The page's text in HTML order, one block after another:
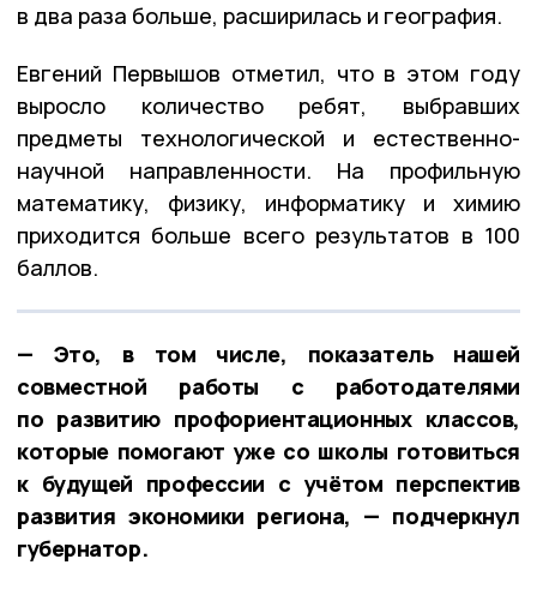
в два раза больше, расширилась и география.
Евгений Первышов отметил, что в этом году
выросло количество ребят, выбравших
предметы технологической и естественно-
научной направленности. На профильную
математику, физику, информатику и химию
приходится больше всего результатов в 100
баллов.
— Это, в том числе, показатель нашей
совместной работы с работодателями
по развитию профориентационных классов,
которые помогают уже со школы готовиться
к будущей профессии с учётом перспектив
развития экономики региона, — подчеркнул
губернатор.